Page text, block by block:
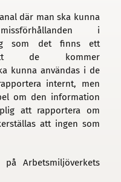
där man ska kunna
i
som det finns ett
de kommer
kunna användas i de
internt, men
om den information
att rapportera om
att ingen som
Arbetsmiljöverkets